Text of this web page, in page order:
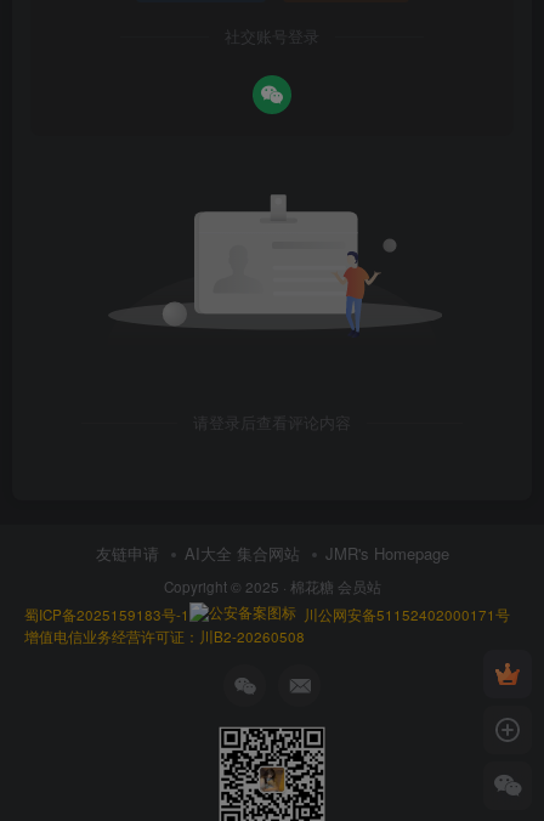
社交账号登录
请登录后查看评论内容
友链申请 AI大全 集合网站 JMR's Homepage
Copyright © 2025 · 棉花糖 会员站
蜀ICP备2025159183号-1
川公网安备51152402000171号
增值电信业务经营许可证：川B2-20260508